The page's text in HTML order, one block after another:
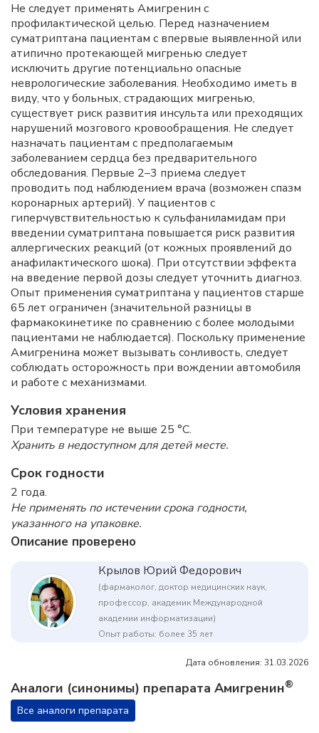
Не следует применять Амигренин с
профилактической целью. Перед назначением
суматриптана пациентам с впервые выявленной или
атипично протекающей мигренью следует
исключить другие потенциально опасные
неврологические заболевания. Необходимо иметь в
виду, что у больных, страдающих мигренью,
существует риск развития инсульта или преходящих
нарушений мозгового кровообращения. Не следует
назначать пациентам с предполагаемым
заболеванием сердца без предварительного
обследования. Первые 2–3 приема следует
проводить под наблюдением врача (возможен спазм
коронарных артерий). У пациентов с
гиперчувствительностью к сульфаниламидам при
введении суматриптана повышается риск развития
аллергических реакций (от кожных проявлений до
анафилактического шока). При отсутствии эффекта
на введение первой дозы следует уточнить диагноз.
Опыт применения суматриптана у пациентов старше
65 лет ограничен (значительной разницы в
фармакокинетике по сравнению с более молодыми
пациентами не наблюдается). Поскольку применение
Амигренина может вызывать сонливость, следует
соблюдать осторожность при вождении автомобиля
и работе с механизмами.
Условия хранения
При температуре не выше 25 °C.
Хранить в недоступном для детей месте.
Срок годности
2 года.
Не применять по истечении срока годности,
указанного на упаковке.
Описание проверено
Крылов Юрий Федорович
(фармаколог, доктор медицинских наук,
профессор, академик Международной
академии информатизации)
Опыт работы: более 35 лет
Дата обновления: 31.03.2026
Аналоги (синонимы) препарата Амигренин®
Все аналоги препарата